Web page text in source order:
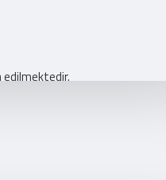
edilmektedir.